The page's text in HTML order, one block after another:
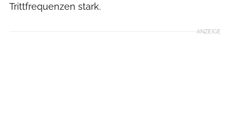
Trittfrequenzen stark.
ANZEIGE